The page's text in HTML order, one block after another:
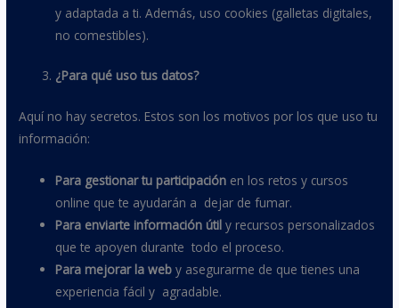
y adaptada a ti. Además, uso cookies (galletas digitales,
no comestibles).
¿Para qué uso tus datos?
Aquí no hay secretos. Estos son los motivos por los que uso tu
información:
Para gestionar tu participación en los retos y cursos
online que te ayudarán a dejar de fumar.
Para enviarte información útily recursos personalizados
que te apoyen durante todo el proceso.
Para mejorar la weby asegurarme de que tienes una
experiencia fácil y agradable.